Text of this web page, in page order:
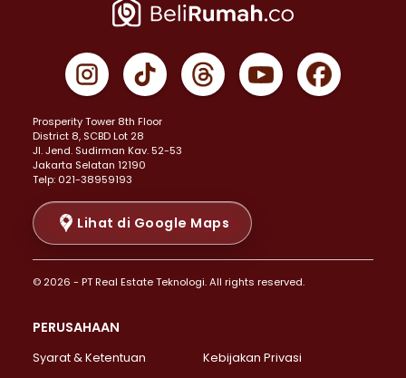
Properti Dijual di Jakarta Pusat >
Properti Dijual di Gambir >
Properti Dijual di Johar Baru >
Properti Dijual di Menteng >
Properti Dijual di Senen >
Properti Dijual di Tanah Abang >
Properti Dijual di Cikini >
Properti Dijual di Kramat >
Properti Dijual di Pasar Baru >
Properti Dijual di Bendungan Hilir >
Properti Dijual di Jakarta Selatan >
Properti Dijual di Lebak Bulus >
Properti Dijual di Gandaria Selatan >
Prosperity Tower 8th Floor
District 8, SCBD Lot 28
JI. Jend. Sudirman Kav. 52-53
Jakarta Selatan 12190
Telp: 021-38959193
Lihat di Google Maps
© 2026 - PT Real Estate Teknologi. All rights reserved.
PERUSAHAAN
Syarat & Ketentuan
Kebijakan Privasi